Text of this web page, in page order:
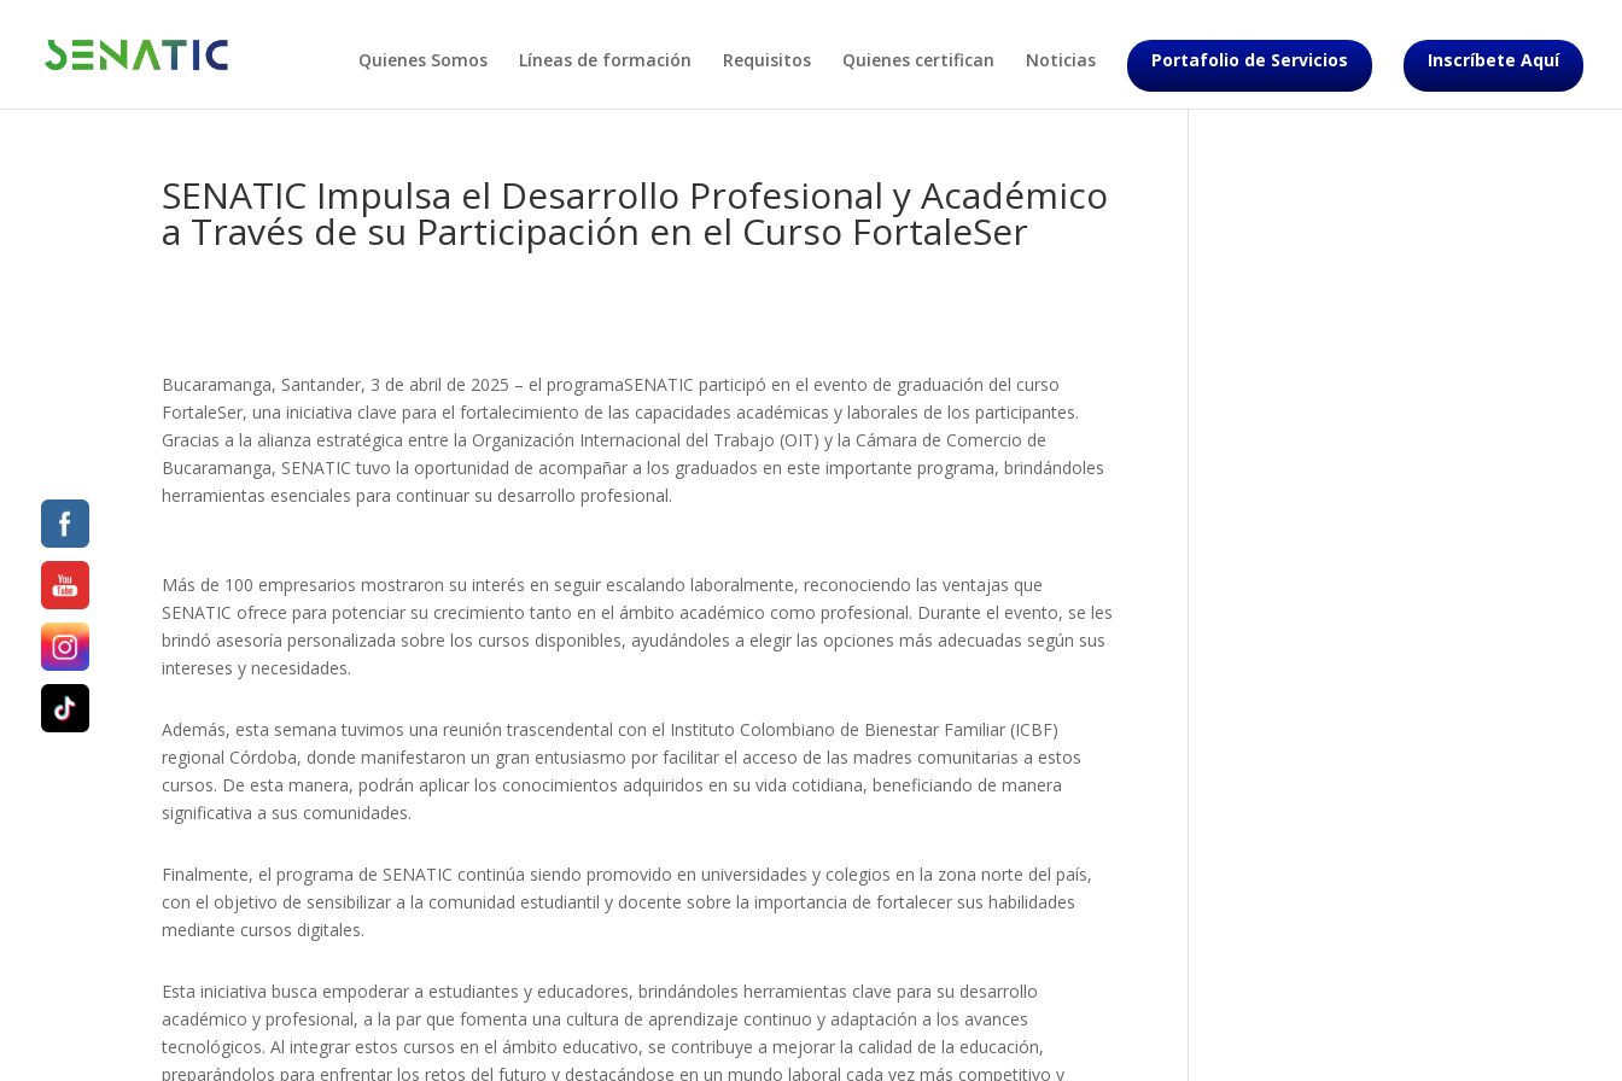
Quienes Somos Líneas de formación Requisitos Quienes certifican Noticias Portafolio de Servicios Inscríbete Aquí
SENATIC Impulsa el Desarrollo Profesional y Académico
a Través de su Participación en el Curso FortaleSer
Bucaramanga, Santander, 3 de abril de 2025 – el programaSENATICparticipó en el evento de graduación del curso
FortaleSer, una iniciativa clave para el fortalecimiento de las capacidades académicas y laborales de los participantes.
Gracias a la alianza estratégica entre la Organización Internacional del Trabajo (OIT) y la Cámara de Comercio de
Bucaramanga, SENATIC tuvo la oportunidad de acompañar a los graduados en este importante programa, brindándoles
herramientas esenciales para continuar su desarrollo profesional.
Más de 100 empresarios mostraron su interés en seguir escalando laboralmente, reconociendo las ventajas que
SENATIC ofrece para potenciar su crecimiento tanto en el ámbito académico como profesional. Durante el evento, se les
brindó asesoría personalizada sobre los cursos disponibles, ayudándoles a elegir las opciones más adecuadas según sus
intereses y necesidades.
Además, esta semana tuvimos una reunión trascendental con el Instituto Colombiano de Bienestar Familiar (ICBF)
regional Córdoba, donde manifestaron un gran entusiasmo por facilitar el acceso de las madres comunitarias a estos
cursos. De esta manera, podrán aplicar los conocimientos adquiridos en su vida cotidiana, beneficiando de manera
significativa a sus comunidades.
Finalmente, el programa de SENATIC continúa siendo promovido en universidades y colegios en la zona norte del país,
con el objetivo de sensibilizar a la comunidad estudiantil y docente sobre la importancia de fortalecer sus habilidades
mediante cursos digitales.
Esta iniciativa busca empoderar a estudiantes y educadores, brindándoles herramientas clave para su desarrollo
académico y profesional, a la par que fomenta una cultura de aprendizaje continuo y adaptación a los avances
tecnológicos. Al integrar estos cursos en el ámbito educativo, se contribuye a mejorar la calidad de la educación,
preparándolos para enfrentar los retos del futuro y destacándose en un mundo laboral cada vez más competitivo y